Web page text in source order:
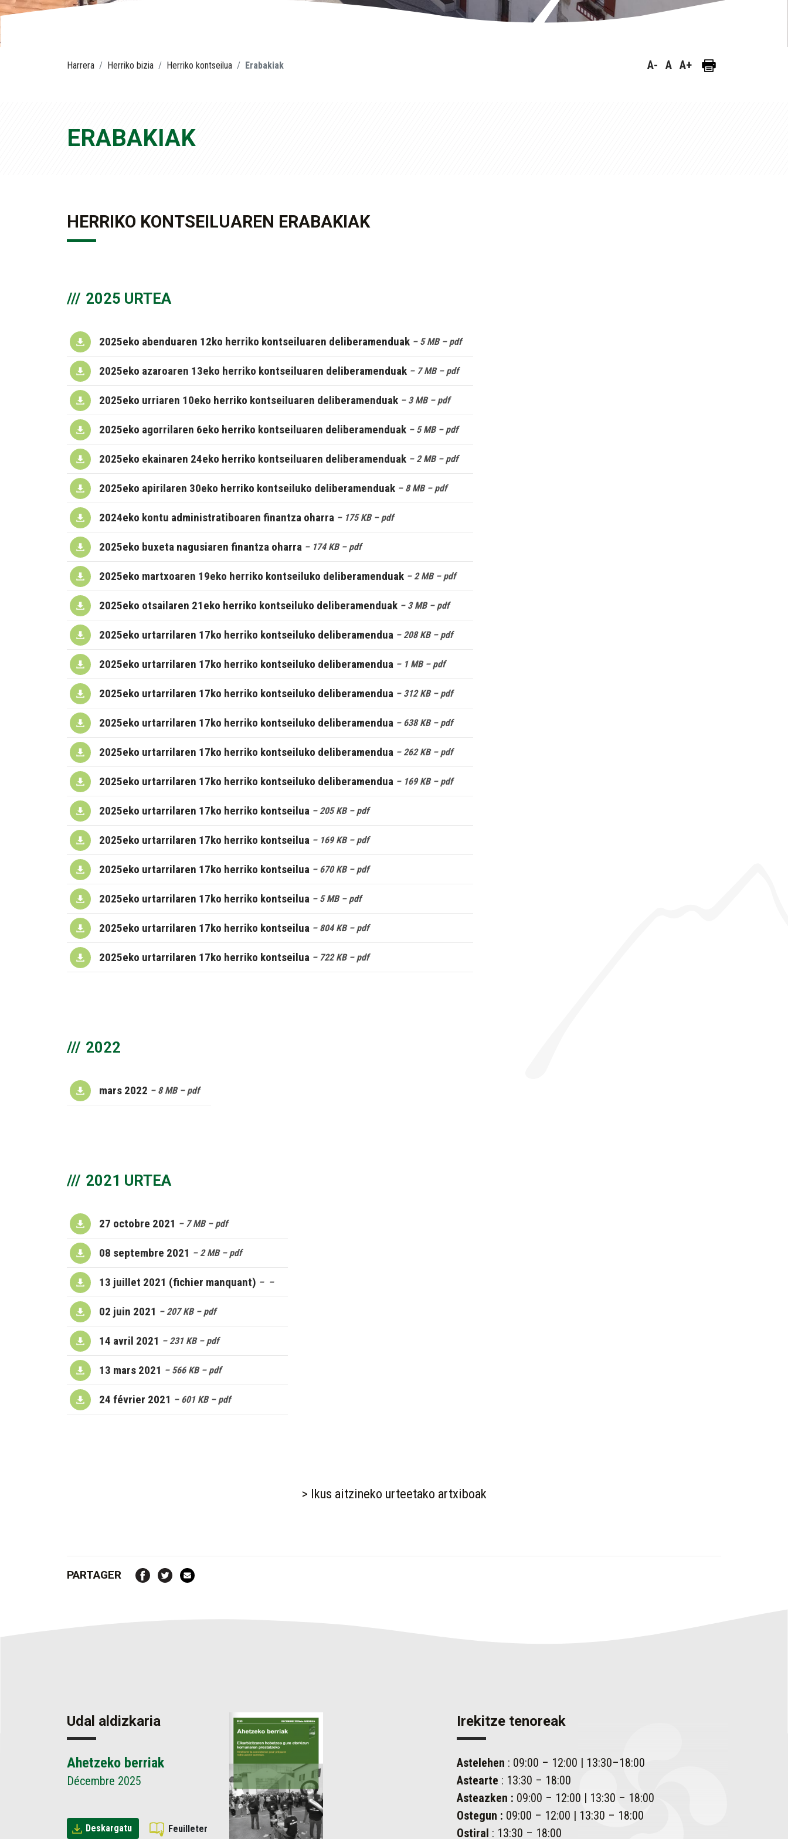
Harrera Herriko bizia Herriko kontseilua Erabakiak A- A A+
ERABAKIAK
HERRIKO KONTSEILUAREN ERABAKIAK
2025 URTEA
2025eko abenduaren 12ko herriko kontseiluaren deliberamenduak – 5 MB– pdf
2025eko azaroaren 13eko herriko kontseiluaren deliberamenduak – 7 MB– pdf
2025eko urriaren 10eko herriko kontseiluaren deliberamenduak – 3 MB– pdf
2025eko agorrilaren 6eko herriko kontseiluaren deliberamenduak – 5 MB– pdf
2025eko ekainaren 24eko herriko kontseiluaren deliberamenduak – 2 MB– pdf
2025eko apirilaren 30eko herriko kontseiluko deliberamenduak – 8 MB– pdf
2024eko kontu administratiboaren finantza oharra – 175 KB– pdf
2025eko buxeta nagusiaren finantza oharra – 174 KB– pdf
2025eko martxoaren 19eko herriko kontseiluko deliberamenduak – 2 MB– pdf
2025eko otsailaren 21eko herriko kontseiluko deliberamenduak – 3 MB– pdf
2025eko urtarrilaren 17ko herriko kontseiluko deliberamendua – 208 KB– pdf
2025eko urtarrilaren 17ko herriko kontseiluko deliberamendua – 1 MB– pdf
2025eko urtarrilaren 17ko herriko kontseiluko deliberamendua – 312 KB– pdf
2025eko urtarrilaren 17ko herriko kontseiluko deliberamendua – 638 KB– pdf
2025eko urtarrilaren 17ko herriko kontseiluko deliberamendua – 262 KB– pdf
2025eko urtarrilaren 17ko herriko kontseiluko deliberamendua – 169 KB– pdf
2025eko urtarrilaren 17ko herriko kontseilua – 205 KB– pdf
2025eko urtarrilaren 17ko herriko kontseilua – 169 KB– pdf
2025eko urtarrilaren 17ko herriko kontseilua – 670 KB– pdf
2025eko urtarrilaren 17ko herriko kontseilua – 5 MB– pdf
2025eko urtarrilaren 17ko herriko kontseilua – 804 KB– pdf
2025eko urtarrilaren 17ko herriko kontseilua – 722 KB– pdf
2022
mars 2022 – 8 MB– pdf
2021 URTEA
27 octobre 2021 – 7 MB– pdf
08 septembre 2021 – 2 MB– pdf
13 juillet 2021 (fichier manquant) – –
02 juin 2021 – 207 KB– pdf
14 avril 2021 – 231 KB– pdf
13 mars 2021 – 566 KB– pdf
24 février 2021 – 601 KB– pdf
> Ikus aitzineko urteetako artxiboak
PARTAGER
Udal aldizkaria
Ahetzeko berriak
Décembre 2025
Deskargatu Feuilleter
Irekitze tenoreak
Astelehen : 09:00 – 12:00 | 13:30–18:00
Astearte : 13:30 – 18:00
Asteazken : 09:00 – 12:00 | 13:30 – 18:00
Ostegun : 09:00 – 12:00 | 13:30 – 18:00
Ostiral : 13:30 – 18:00